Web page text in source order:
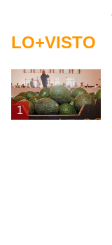
LO+VISTO
1